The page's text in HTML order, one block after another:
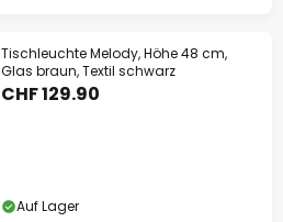
Tischleuchte Melody, Höhe 48 cm,
Glas braun, Textil schwarz
CHF 129.90
Auf Lager